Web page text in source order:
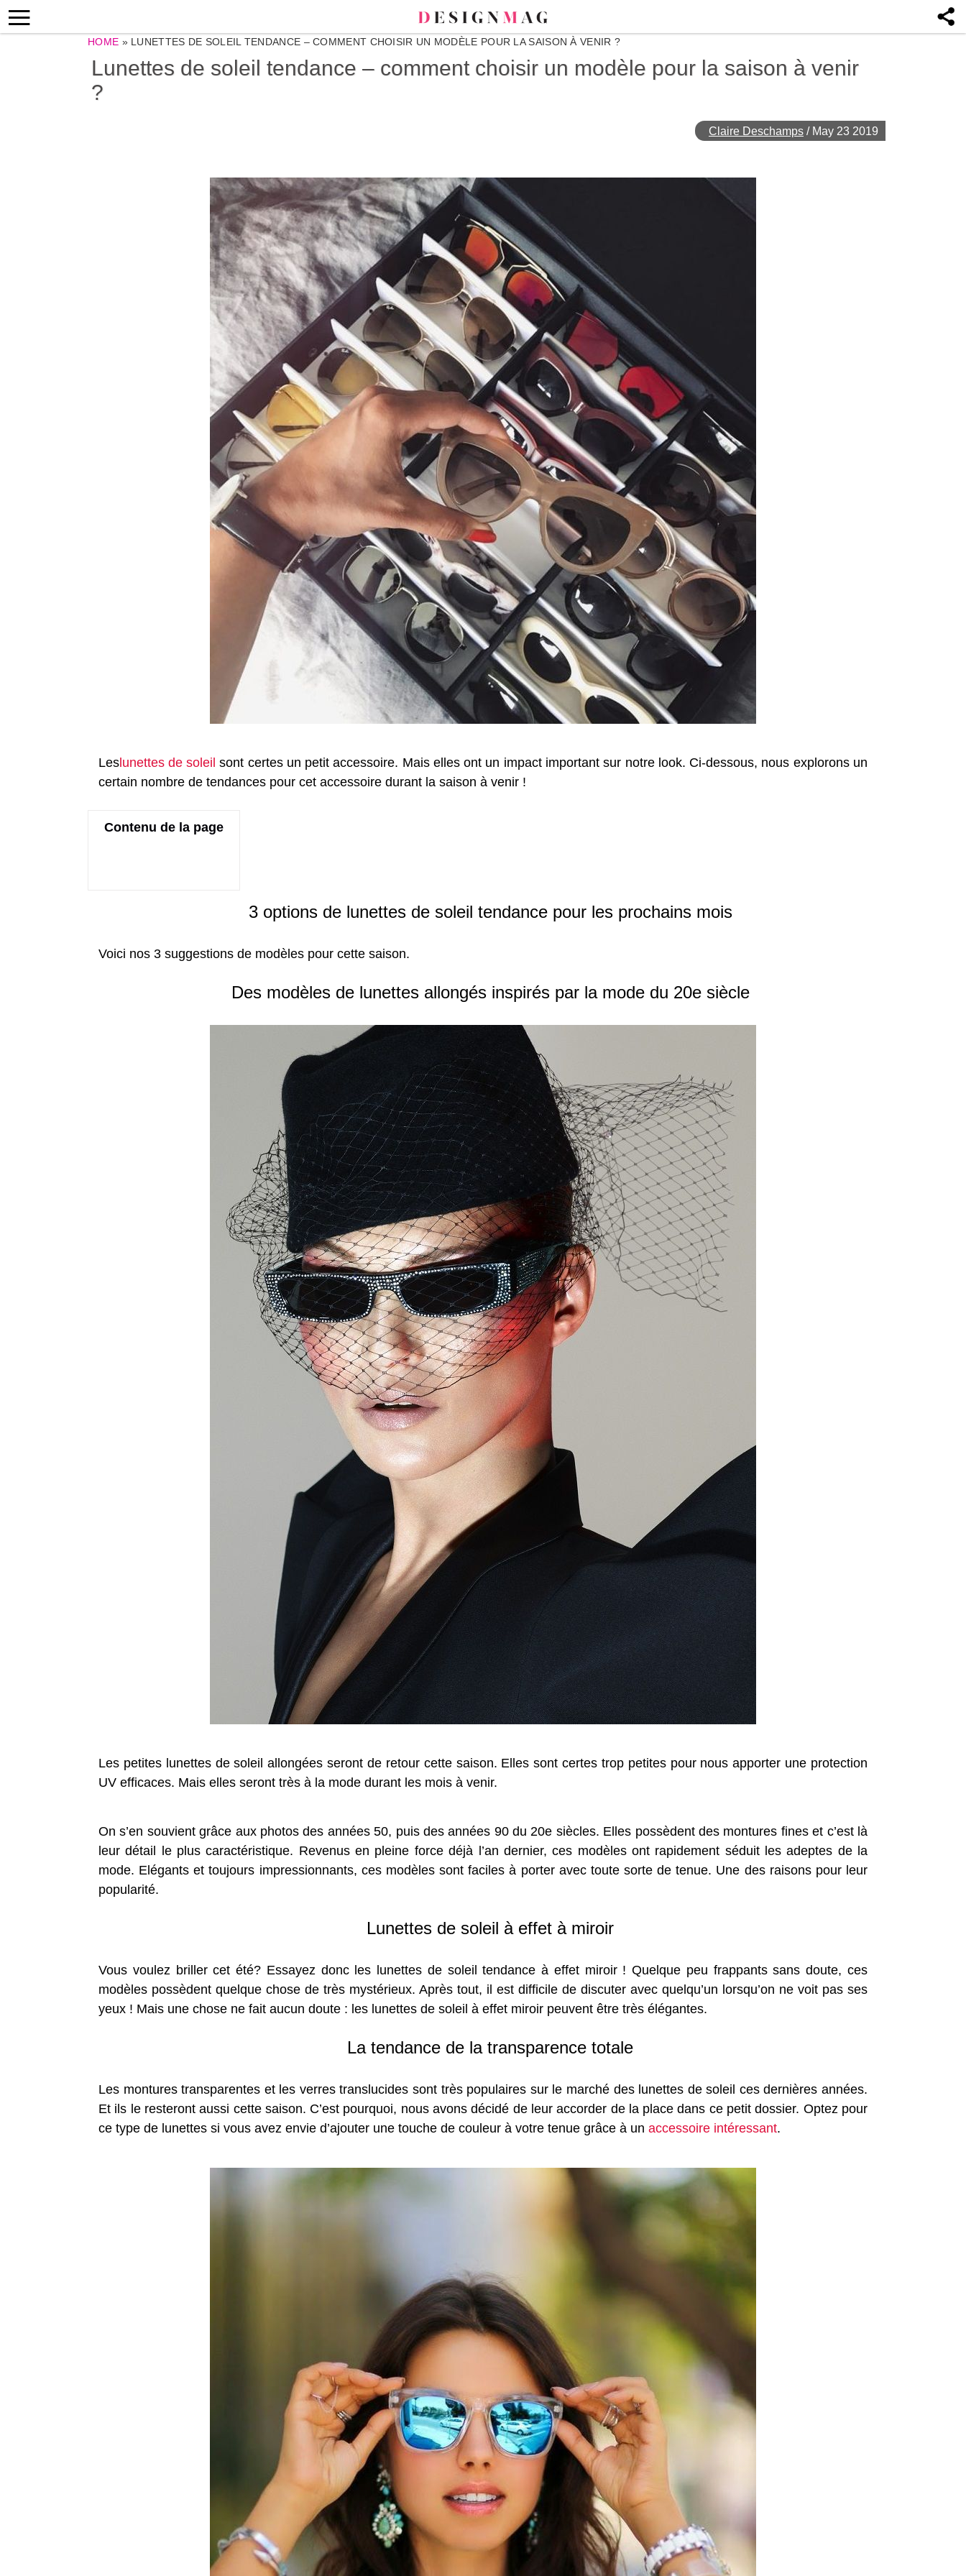
HOME » LUNETTES DE SOLEIL TENDANCE – COMMENT CHOISIR UN MODÈLE POUR LA SAISON À VENIR ?
Lunettes de soleil tendance – comment choisir un modèle pour la saison à venir
?
Claire Deschamps / May 23 2019
Les lunettes de soleil sont certes un petit accessoire. Mais elles ont un impact important sur notre look. Ci-dessous, nous explorons un
certain nombre de tendances pour cet accessoire durant la saison à venir !
Contenu de la page
3 options de lunettes de soleil tendance pour les prochains mois
Voici nos 3 suggestions de modèles pour cette saison.
Des modèles de lunettes allongés inspirés par la mode du 20e siècle
Les petites lunettes de soleil allongées seront de retour cette saison. Elles sont certes trop petites pour nous apporter une protection
UV efficaces. Mais elles seront très à la mode durant les mois à venir.
On s’en souvient grâce aux photos des années 50, puis des années 90 du 20e siècles. Elles possèdent des montures fines et c’est là
leur détail le plus caractéristique. Revenus en pleine force déjà l’an dernier, ces modèles ont rapidement séduit les adeptes de la
mode. Elégants et toujours impressionnants, ces modèles sont faciles à porter avec toute sorte de tenue. Une des raisons pour leur
popularité.
Lunettes de soleil à effet à miroir
Vous voulez briller cet été? Essayez donc les lunettes de soleil tendance à effet miroir ! Quelque peu frappants sans doute, ces
modèles possèdent quelque chose de très mystérieux. Après tout, il est difficile de discuter avec quelqu’un lorsqu’on ne voit pas ses
yeux ! Mais une chose ne fait aucun doute : les lunettes de soleil à effet miroir peuvent être très élégantes.
La tendance de la transparence totale
Les montures transparentes et les verres translucides sont très populaires sur le marché des lunettes de soleil ces dernières années.
Et ils le resteront aussi cette saison. C’est pourquoi, nous avons décidé de leur accorder de la place dans ce petit dossier. Optez pour
ce type de lunettes si vous avez envie d’ajouter une touche de couleur à votre tenue grâce à un accessoire intéressant.